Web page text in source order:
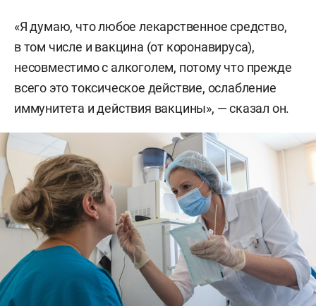
«Я думаю, что любое лекарственное средство,
в том числе и вакцина (от коронавируса),
несовместимо с алкоголем, потому что прежде
всего это токсическое действие, ослабление
иммунитета и действия вакцины», — сказал он.